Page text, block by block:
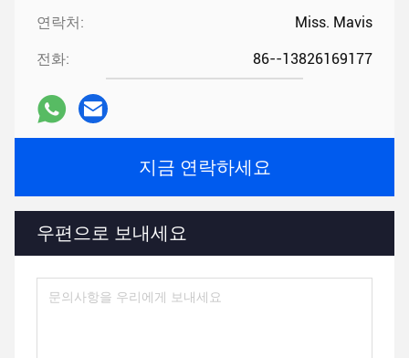
연락처: Miss. Mavis
전화: 86--13826169177
지금 연락하세요
우편으로 보내세요